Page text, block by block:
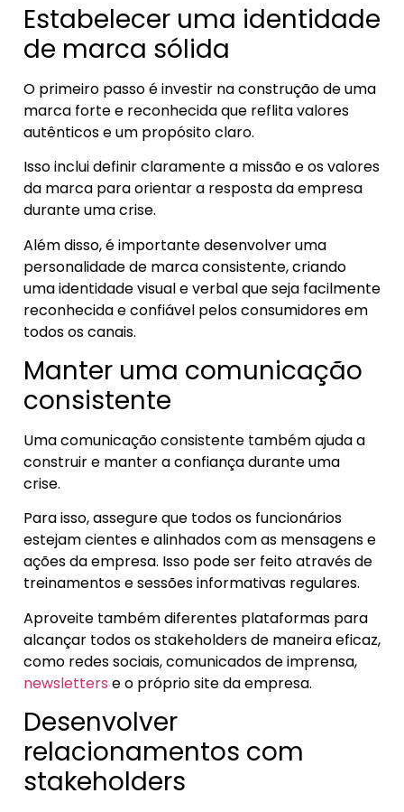
Estabelecer uma identidade
de marca sólida
O primeiro passo é investir na construção de uma
marca forte e reconhecida que reflita valores
autênticos e um propósito claro.
Isso inclui definir claramente a missão e os valores
da marca para orientar a resposta da empresa
durante uma crise.
Além disso, é importante desenvolver uma
personalidade de marca consistente, criando
uma identidade visual e verbal que seja facilmente
reconhecida e confiável pelos consumidores em
todos os canais.
Manter uma comunicação
consistente
Uma comunicação consistente também ajuda a
construir e manter a confiança durante uma
crise.
Para isso, assegure que todos os funcionários
estejam cientes e alinhados com as mensagens e
ações da empresa. Isso pode ser feito através de
treinamentos e sessões informativas regulares.
Aproveite também diferentes plataformas para
alcançar todos os stakeholders de maneira eficaz,
como redes sociais, comunicados de imprensa,
newsletters e o próprio site da empresa.
Desenvolver
relacionamentos com
stakeholders